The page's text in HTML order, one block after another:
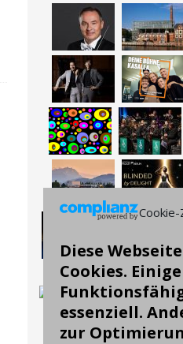
Diese
Cookies.
essenziell.
zur